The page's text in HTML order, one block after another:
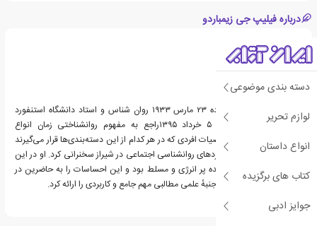
دسته بندی موضوعی
لوازم تحریر
انواع داستان
کتاب های برگزیده
جوایز ادبی
درباره فیلیپ جی زیمباردو
فیلیپ جورج زیمباردو زاده ۲۳ مارس ۱۹۳۳ روان شناس و استاد دانشگاه استنفورد
است. پروفسور زیمباردو ۵ خرداد ۱۳۹۵راجع به مفهوم روانشناختی زمان انواع
دسته‌بندی‌های آن، خصوصیات افردی که در هر کدام از این دسته‌بندی‌ها قرار می‌گیرند
و... در اولین همایش کاربردهای روانشناسی اجتماعی در شیراز سخنرانی کرد. او در این
سخنرانی شوخ طبع سرزنده پر انرژی و مسلط بود و این احساسات را به حاضرین در
همایش هم منتقل کرد. از جنبهٔ علمی مطالبی مهم جامع و کاربردی را ارائه کرد.